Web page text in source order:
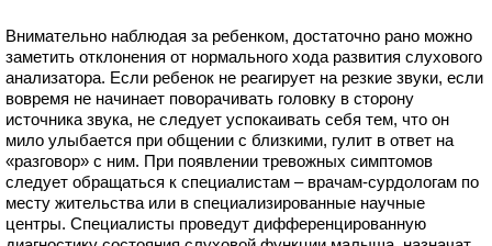
Внимательно наблюдая за ребенком, достаточно рано можно
заметить отклонения от нормального хода развития слухового
анализатора. Если ребенок не реагирует на резкие звуки, если
вовремя не начинает поворачивать головку в сторону
источника звука, не следует успокаивать себя тем, что он
мило улыбается при общении с близкими, гулит в ответ на
«разговор» с ним. При появлении тревожных симптомов
следует обращаться к специалистам – врачам-сурдологам по
месту жительства или в специализированные научные
центры. Специалисты проведут дифференцированную